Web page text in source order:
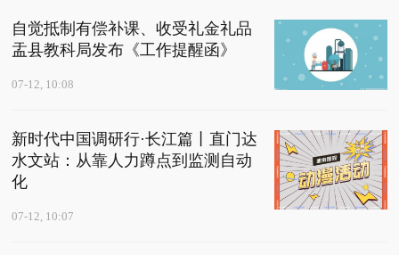
自觉抵制有偿补课、收受礼金礼品
盂县教科局发布《工作提醒函》
07-12, 10:08
新时代中国调研行·长江篇丨直门达
水文站：从靠人力蹲点到监测自动
化
07-12, 10:07